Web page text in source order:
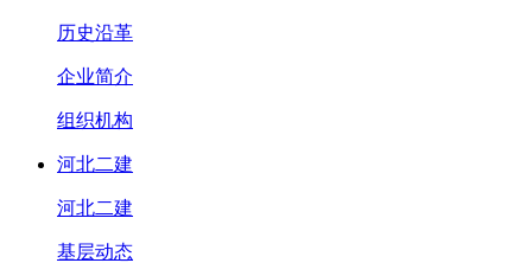
历史沿革
企业简介
组织机构
河北二建
河北二建
基层动态